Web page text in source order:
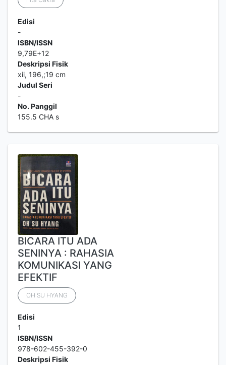
Edisi
-
ISBN/ISSN
9,79E+12
Deskripsi Fisik
xii, 196,;19 cm
Judul Seri
-
No. Panggil
155.5 CHA s
BICARA ITU ADA
SENINYA : RAHASIA
KOMUNIKASI YANG
EFEKTIF
OH SU HYANG
Edisi
1
ISBN/ISSN
978-602-455-392-0
Deskripsi Fisik